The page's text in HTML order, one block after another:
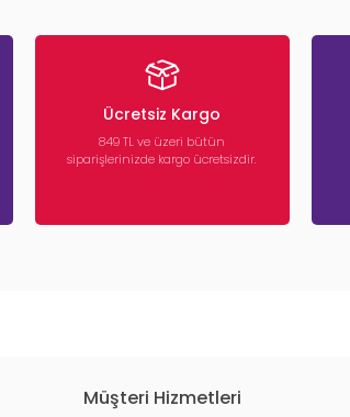
Ücretsiz Kargo
849 TL ve üzeri bütün
siparişlerinizde kargo ücretsizdir.
Müşteri Hizmetleri